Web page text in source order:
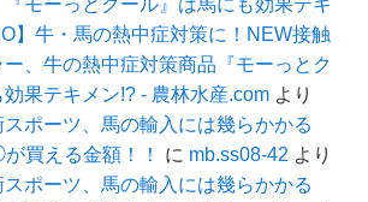
】牛・馬の熱中症対策に！NEW接触
、牛の熱中症対策商品『モーっとク
果テキメン!? - 農林水産.comより
ポーツ、馬の輸入には幾らかかる
買える金額！！
に mb.ss08-42 より
ポーツ、馬の輸入には幾らかかる